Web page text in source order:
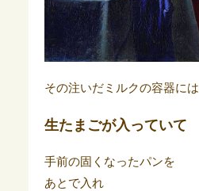
その注いだミルクの容器には
生たまごが入っていて
手前の固くなったパンを
あとで入れ